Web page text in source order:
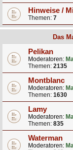
Hinweise /
Themen: 7
Das
Pelikan
Moderatoren:
Themen: 2135
Montblanc
Moderatoren:
Themen: 1630
Lamy
Moderatoren:
Themen: 835
Waterman
Moderatoren: